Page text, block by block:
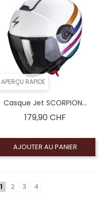
APERÇU RAPIDE
Casque Jet SCORPION...
179,90 CHFPrix
AJOUTER AU PANIER
1 2 3
4